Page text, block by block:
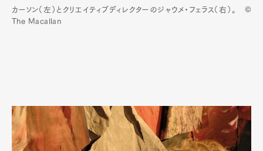
カーソン（左）とクリエイティブディレクターのジャウメ・フェラス（右）。 ©
The Macallan